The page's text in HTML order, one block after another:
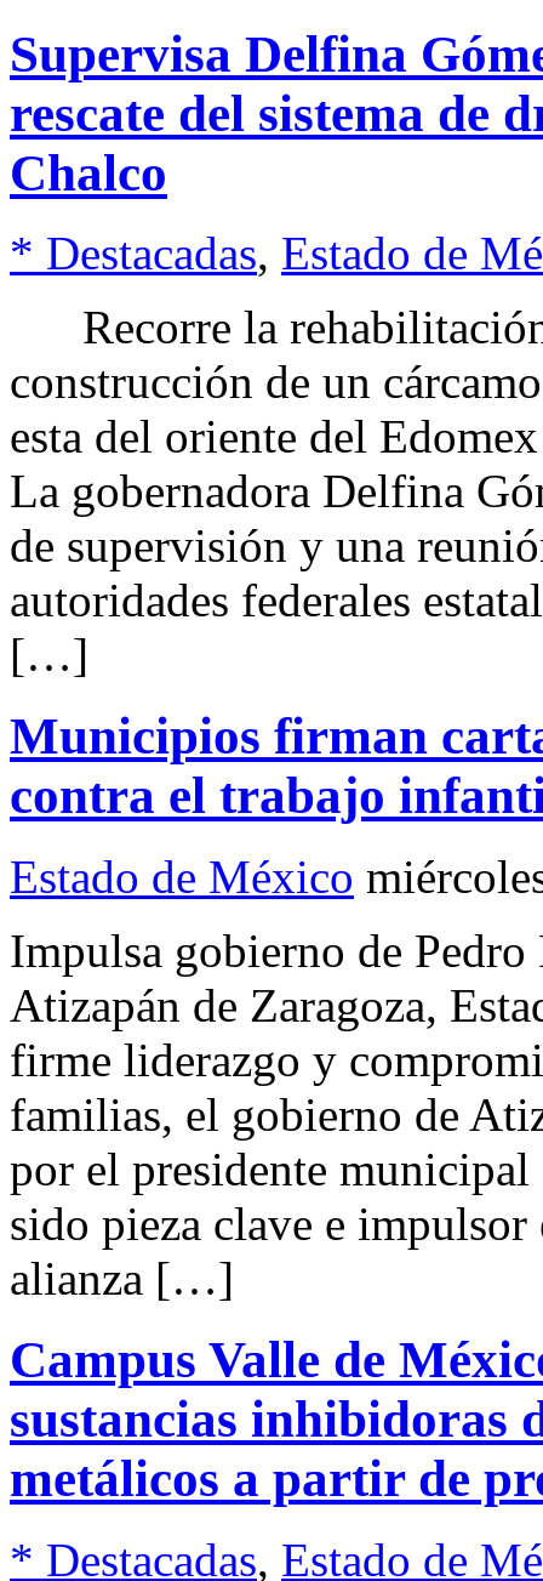
Supervisa Delfina
rescate del sistema de
Chalco
* Destacadas, Estado de
Recorre la
construcción de un
esta del oriente del
La gobernadora Delfina
de supervisión y una
autoridades federales
[…]
Municipios firman
contra el trabajo
Estado de México
Impulsa gobierno de
Atizapán de Zaragoza,
firme liderazgo y
familias, el gobierno de
por el presidente
sido pieza clave e
alianza […]
Campus Valle de
sustancias inhibidoras
metálicos a partir de
* Destacadas, Estado de